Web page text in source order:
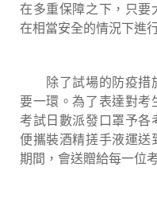
在多重保障之下，只
在相當安全的情況下進
除了試場的防疫措
要一環。為了表達對
考試日數派發口罩予
便攜裝酒精搓手液運
期間，會送贈給每一位